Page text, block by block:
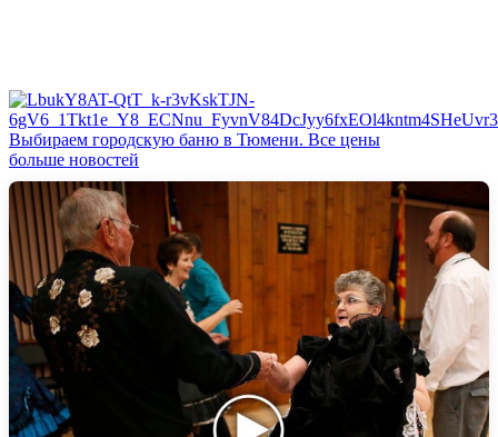
Выбираем городскую баню в Тюмени. Все цены
больше новостей